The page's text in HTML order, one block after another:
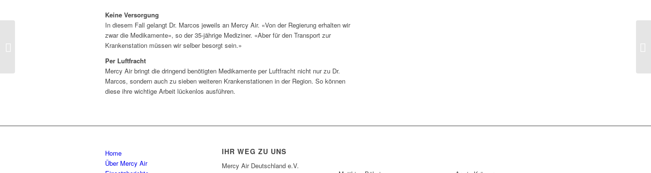
Keine Versorgung
In diesem Fall gelangt Dr. Marcos jeweils an Mercy Air. «Von der Regierung erhalten wir
zwar die Medikamente», so der 35-jährige Mediziner. «Aber für den Transport zur
Krankenstation müssen wir selber besorgt sein.»
Per Luftfracht
Mercy Air bringt die dringend benötigten Medikamente per Luftfracht nicht nur zu Dr.
Marcos, sondern auch zu sieben weiteren Krankenstationen in der Region. So können
diese ihre wichtige Arbeit lückenlos ausführen.
Home
Über Mercy Air
IHR WEG ZU UNS
Mercy Air Deutschland e.V.